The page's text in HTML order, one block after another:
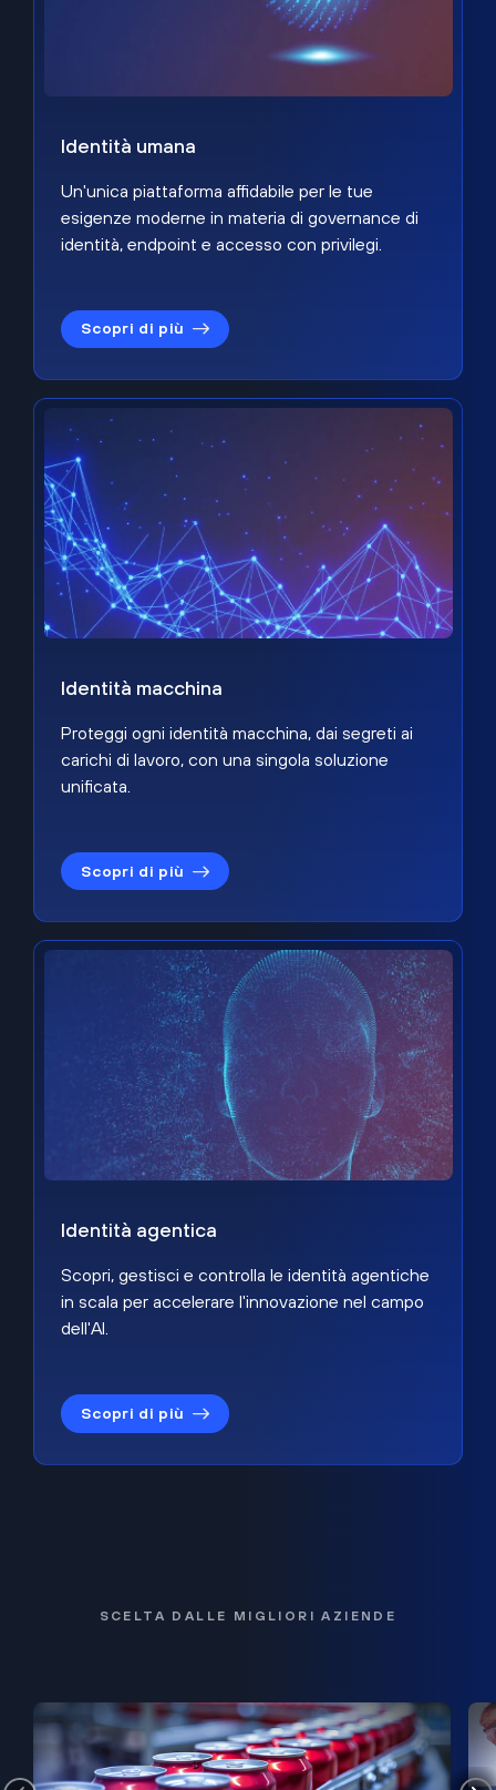
Identità umana
Un'unica piattaforma affidabile per le tue
esigenze moderne in materia di governance di
identità, endpoint e accesso con privilegi.
Scopri di più
Identità macchina
Proteggi ogni identità macchina, dai segreti ai
carichi di lavoro, con una singola soluzione
unificata.
Scopri di più
Identità agentica
Scopri, gestisci e controlla le identità agentiche
in scala per accelerare l'innovazione nel campo
dell'AI.
Scopri di più
SCELTA DALLE MIGLIORI AZIENDE